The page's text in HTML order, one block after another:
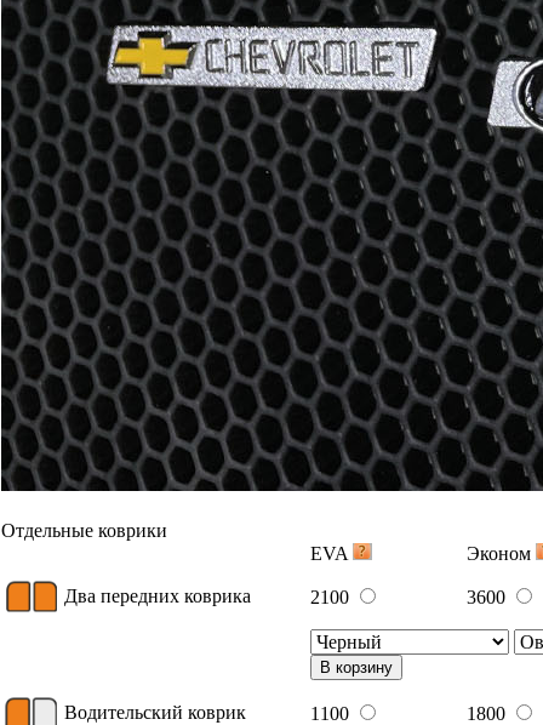
Отдельные коврики
EVA
Эконом
Два передних коврика 2100 3600
В корзину
Водительский коврик 1100 1800